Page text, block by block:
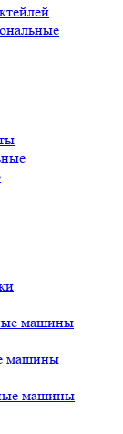
машины
машины
машины